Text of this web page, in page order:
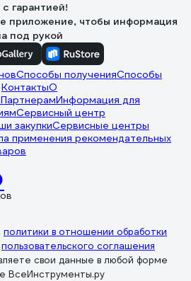
гарантией!
приложение, чтобы информация
под рукой
Способы полученияСпособы
КонтактыО
ПартнерамИнформация для
Сервисный центр
закупкиСервисные центры
применения рекомендательных
политики в отношении обработки
пользовательского соглашения
свои данные в любой форме
ВсеИнструменты.ру